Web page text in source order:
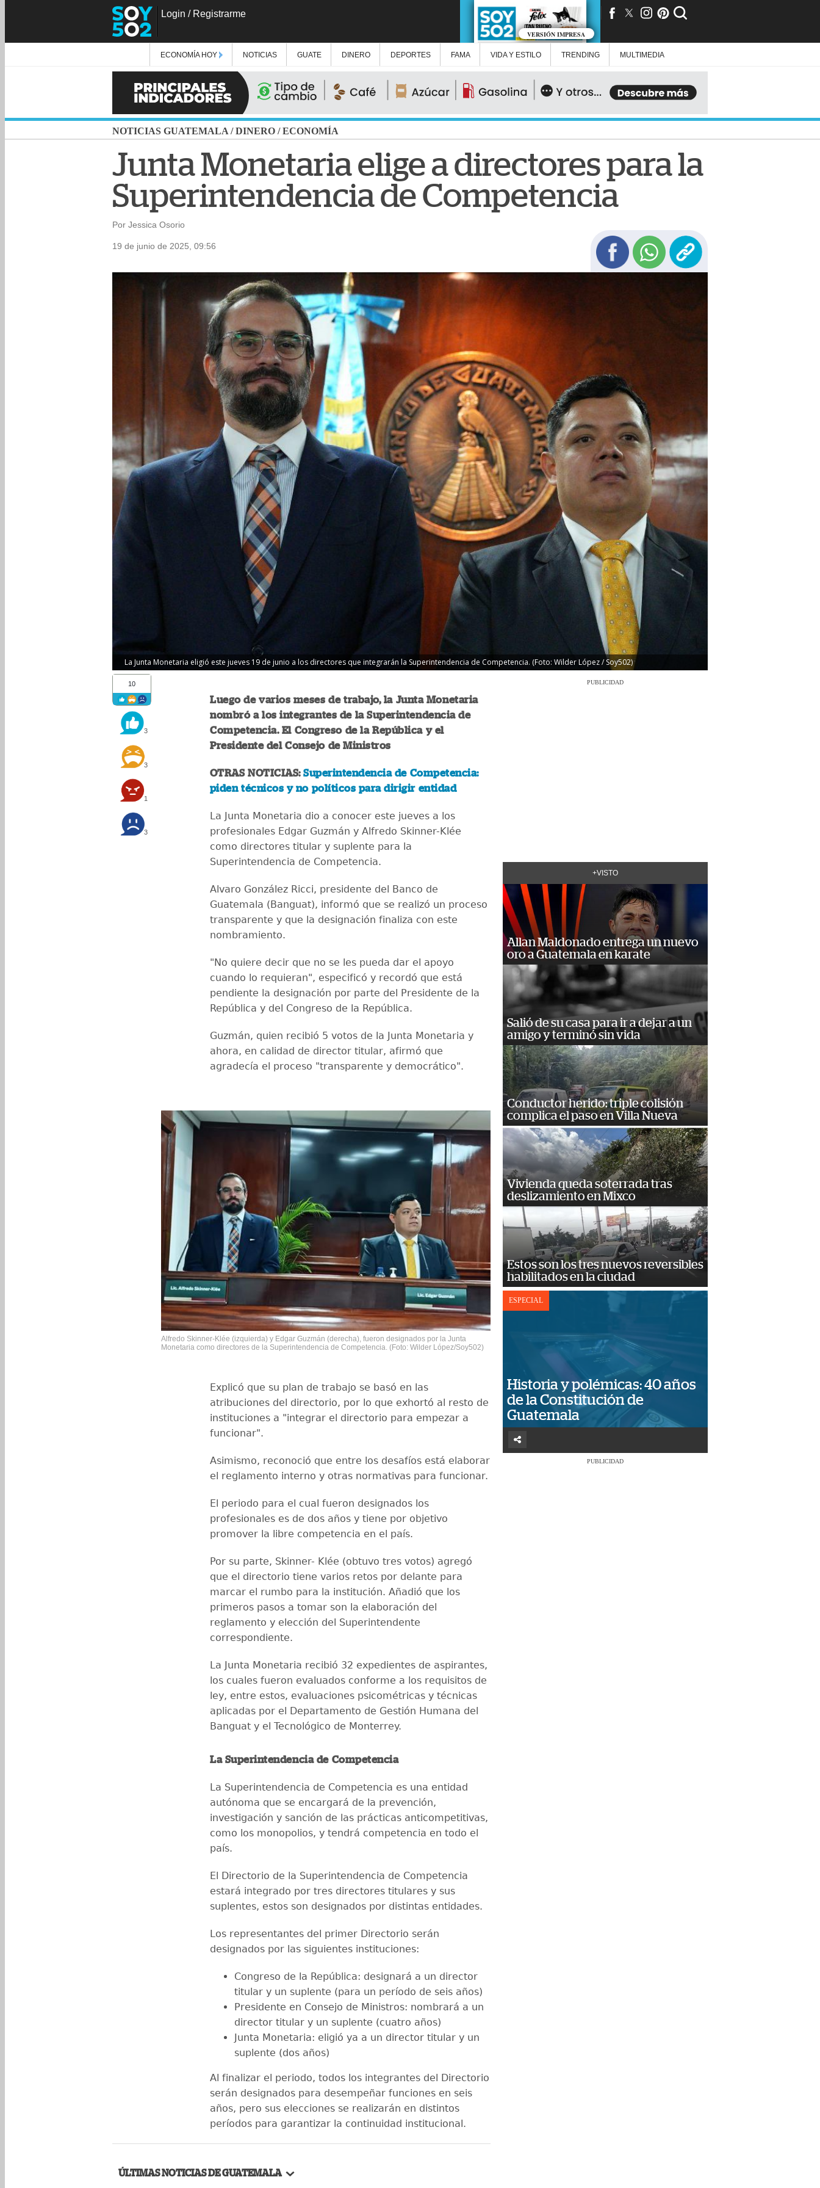
Login / Registrarme
VERSIÓN IMPRESA
ECONOMÍA HOY NOTICIAS GUATE DINERO DEPORTES FAMA VIDA Y ESTILO TRENDING MULTIMEDIA
NOTICIAS GUATEMALA /DINERO /ECONOMÍA
Junta Monetaria elige a directores para la
Superintendencia de Competencia
Por Jessica Osorio
19 de junio de 2025, 09:56
La Junta Monetaria eligió este jueves 19 de junio a los directores que integrarán la Superintendencia de Competencia. (Foto: Wilder López / Soy502)
10
3
3
1
3
Luego de varios meses de trabajo, la Junta Monetaria
nombró a los integrantes de la Superintendencia de
Competencia. El Congreso de la República y el
Presidente del Consejo de Ministros
OTRAS NOTICIAS:Superintendencia de Competencia:
piden técnicos y no políticos para dirigir entidad
La Junta Monetaria dio a conocer este jueves a los
profesionales Edgar Guzmán y Alfredo Skinner-Klée
como directores titular y suplente para la
Superintendencia de Competencia.
Alvaro González Ricci, presidente del Banco de
Guatemala (Banguat), informó que se realizó un proceso
transparente y que la designación finaliza con este
nombramiento.
"No quiere decir que no se les pueda dar el apoyo
cuando lo requieran", especificó y recordó que está
pendiente la designación por parte del Presidente de la
República y del Congreso de la República.
Guzmán, quien recibió 5 votos de la Junta Monetaria y
ahora, en calidad de director titular, afirmó que
agradecía el proceso "transparente y democrático".
Alfredo Skinner-Klée (izquierda) y Edgar Guzmán (derecha), fueron designados por la Junta
Monetaria como directores de la Superintendencia de Competencia. (Foto: Wilder López/Soy502)
Explicó que su plan de trabajo se basó en las
atribuciones del directorio, por lo que exhortó al resto de
instituciones a "integrar el directorio para empezar a
funcionar".
Asimismo, reconoció que entre los desafíos está elaborar
el reglamento interno y otras normativas para funcionar.
El periodo para el cual fueron designados los
profesionales es de dos años y tiene por objetivo
promover la libre competencia en el país.
Por su parte, Skinner- Klée (obtuvo tres votos) agregó
que el directorio tiene varios retos por delante para
marcar el rumbo para la institución. Añadió que los
primeros pasos a tomar son la elaboración del
reglamento y elección del Superintendente
correspondiente.
La Junta Monetaria recibió 32 expedientes de aspirantes,
los cuales fueron evaluados conforme a los requisitos de
ley, entre estos, evaluaciones psicométricas y técnicas
aplicadas por el Departamento de Gestión Humana del
Banguat y el Tecnológico de Monterrey.
La Superintendencia de Competencia
La Superintendencia de Competencia es una entidad
autónoma que se encargará de la prevención,
investigación y sanción de las prácticas anticompetitivas,
como los monopolios, y tendrá competencia en todo el
país.
El Directorio de la Superintendencia de Competencia
estará integrado por tres directores titulares y sus
suplentes, estos son designados por distintas entidades.
Los representantes del primer Directorio serán
designados por las siguientes instituciones:
Congreso de la República: designará a un director
titular y un suplente (para un período de seis años)
Presidente en Consejo de Ministros: nombrará a un
director titular y un suplente (cuatro años)
Junta Monetaria: eligió ya a un director titular y un
suplente (dos años)
Al finalizar el periodo, todos los integrantes del Directorio
serán designados para desempeñar funciones en seis
años, pero sus elecciones se realizarán en distintos
períodos para garantizar la continuidad institucional.
ÚLTIMAS NOTICIAS DE GUATEMALA
PUBLICIDAD
+VISTO
Allan Maldonado entrega un nuevo
oro a Guatemala en karate
Salió de su casa para ir a dejar a un
amigo y terminó sin vida
Conductor herido: triple colisión
complica el paso en Villa Nueva
Vivienda queda soterrada tras
deslizamiento en Mixco
Estos son los tres nuevos reversibles
habilitados en la ciudad
ESPECIAL
Historia y polémicas: 40 años
de la Constitución de
Guatemala
PUBLICIDAD